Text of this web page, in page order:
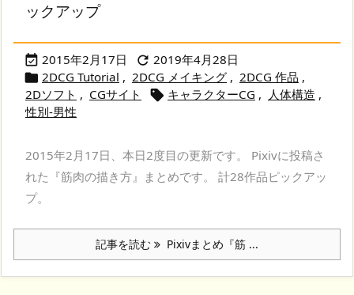
ックアップ
 2015年2月17日  2019年4月28日
 2DCG Tutorial , 2DCG メイキング , 2DCG 作品 ,
2Dソフト , CGサイト  キャラクターCG , 人体構造 ,
性別-男性
2015年2月17日、本日2度目の更新です。 Pixivに投稿さ
れた『筋肉の描き方』まとめです。 計28作品ピックアッ
プ。
記事を読む Pixivまとめ『筋 ...